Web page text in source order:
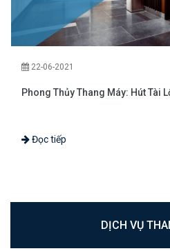
22-06-2021
Phong Thủy Thang Máy: Hút Tài
Đọc tiếp
DỊCH VỤ